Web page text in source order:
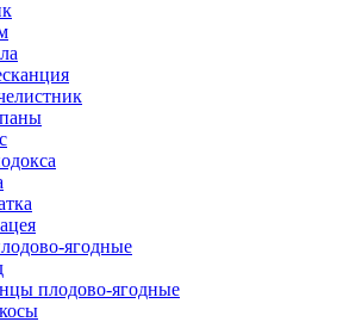
ягодные
плодово-ягодные